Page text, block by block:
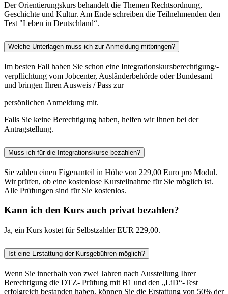
Der Orientierungskurs behandelt die Themen Rechtsordnung,
Geschichte und Kultur. Am Ende schreiben die Teilnehmenden den
Test "Leben in Deutschland“.
Welche Unterlagen muss ich zur Anmeldung mitbringen?
Im besten Fall haben Sie schon eine Integrationskursberechtigung/-
verpflichtung vom Jobcenter, Ausländerbehörde oder Bundesamt
und bringen Ihren Ausweis / Pass zur
persönlichen Anmeldung mit.
Falls Sie keine Berechtigung haben, helfen wir Ihnen bei der
Antragstellung.
Muss ich für die Integrationskurse bezahlen?
Sie zahlen einen Eigenanteil in Höhe von 229,00 Euro pro Modul.
Wir prüfen, ob eine kostenlose Kursteilnahme für Sie möglich ist.
Alle Prüfungen sind für Sie kostenlos.
Kann ich den Kurs auch privat bezahlen?
Ja, ein Kurs kostet für Selbstzahler EUR 229,00.
Ist eine Erstattung der Kursgebühren möglich?
Wenn Sie innerhalb von zwei Jahren nach Ausstellung Ihrer
Berechtigung die DTZ- Prüfung mit B1 und den „LiD“-Test
erfolgreich bestanden haben, können Sie die Erstattung von 50% der